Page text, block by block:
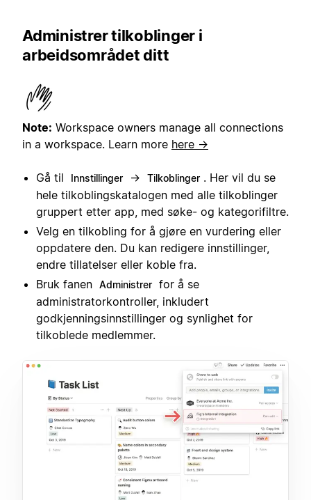
Administrer tilkoblinger i
arbeidsområdet ditt
Note: Workspace owners manage all connections
in a workspace. Learn more here →
Gå til Innstillinger → Tilkoblinger . Her vil du se
hele tilkoblingskatalogen med alle tilkoblinger
gruppert etter app, med søke- og kategorifiltre.
Velg en tilkobling for å gjøre en vurdering eller
oppdatere den. Du kan redigere innstillinger,
endre tillatelser eller koble fra.
Bruk fanen Administrer for å se
administratorkontroller, inkludert
godkjenningsinnstillinger og synlighet for
tilkoblede medlemmer.